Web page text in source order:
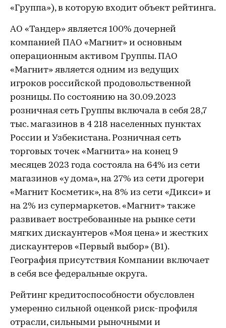
«Группа»), в которую входит объект рейтинга.
АО «Тандер» является 100% дочерней
компанией ПАО «Магнит» и основным
операционным активом Группы. ПАО
«Магнит» является одним из ведущих
игроков российской продовольственной
розницы. По состоянию на 30.09.2023
розничная сеть Группы включала в себя 28,7
тыс. магазинов в 4 218 населенных пунктах
России и Узбекистана. Розничная сеть
торговых точек «Магнита» на конец 9
месяцев 2023 года состояла на 64% из сети
магазинов «у дома», на 27% из сети дрогери
«Магнит Косметик», на 8% из сети «Дикси» и
на 2% из супермаркетов. «Магнит» также
развивает востребованные на рынке сети
мягких дискаунтеров «Моя цена» и жестких
дискаунтеров «Первый выбор» (B1).
География присутствия Компании включает
в себя все федеральные округа.
Рейтинг кредитоспособности обусловлен
умеренно сильной оценкой риск-профиля
отрасли, сильными рыночными и